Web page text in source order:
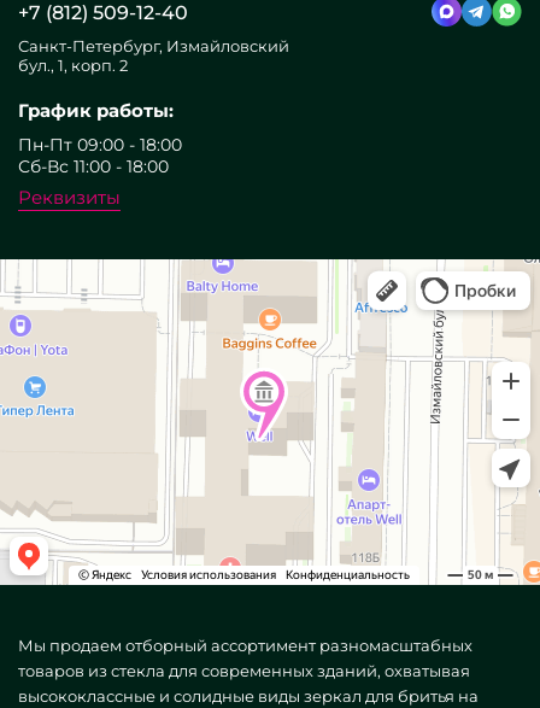
+7 (812) 509-12-40
Санкт-Петербург, Измайловский
бул., 1, корп. 2
График работы:
Пн-Пт 09:00 - 18:00
Сб-Вс 11:00 - 18:00
Реквизиты
Мы продаем отборный ассортимент разномасштабных
товаров из стекла для современных зданий, охватывая
высококлассные и солидные виды зеркал для бритья на